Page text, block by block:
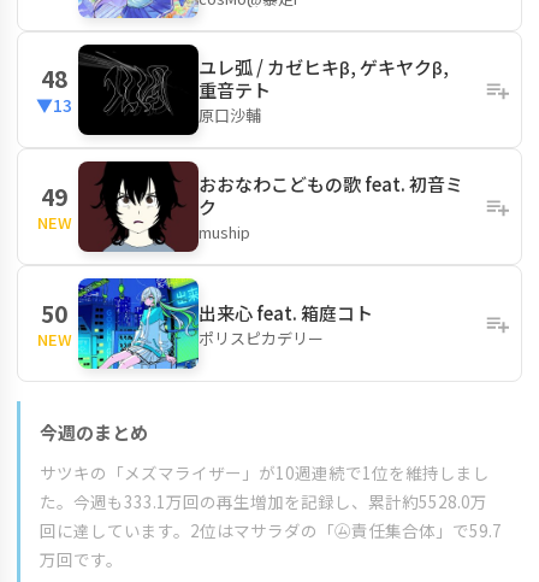
48
▼13
ユレ弧 / カゼヒキβ, ゲキヤクβ,
重音テト
原口沙輔
49
NEW
おおなわこどもの歌 feat. 初音ミ
ク
muship
50
NEW
出来心 feat. 箱庭コト
ポリスピカデリー
今週のまとめ
サツキの「メズマライザー」が10週連続で1位を維持しまし
た。今週も333.1万回の再生増加を記録し、累計約5528.0万
回に達しています。2位はマサラダの「㋰責任集合体」で59.7
万回です。